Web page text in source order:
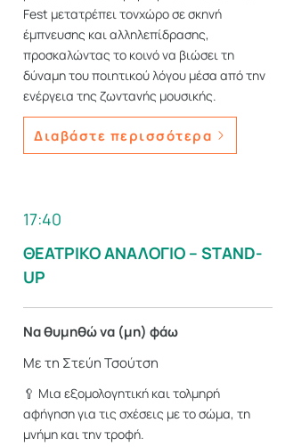
Fest μετατρέπει τονχώρο σε σκηνή
έμπνευσης και αλληλεπίδρασης,
προσκαλώντας το κοινό να βιώσει τη
δύναμη του ποιητικού λόγου μέσα από την
ενέργεια της ζωντανής μουσικής.
Διαβάστε περισσότερα
17:40
ΘΕΑΤΡΙΚΟ ΑΝΑΛΟΓΙΟ – STAND-
UP
Να θυμηθώ να (μη) φάω
Με τη Στεύη Τσούτση
🥄 Μια εξομολογητική και τολμηρή
αφήγηση για τις σχέσεις με το σώμα, τη
μνήμη και την τροφή.